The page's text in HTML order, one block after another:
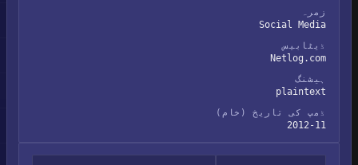
زمرہ
Social Media
ڈیٹابیس
Netlog.com
ہیشنگ
plaintext
ڈمپ کی تاریخ (خام)
2012-11